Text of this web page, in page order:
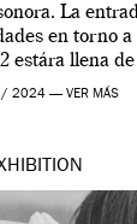
La
en torno
estára llena
[…]
/ 2024 — VER MÁS